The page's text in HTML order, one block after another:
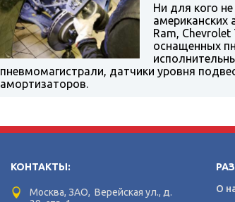
Ни для кого
американских
Ram,
оснащенных
пневмомагистрали, датчики уровня
амортизаторов.
КОНТАКТЫ:
Москва, ЗАО, Верейская ул., д.
О